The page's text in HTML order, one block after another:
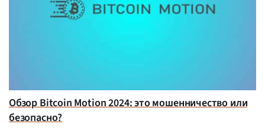
Обзор Bitcoin Motion 2024: это мошенничество или
безопасно?